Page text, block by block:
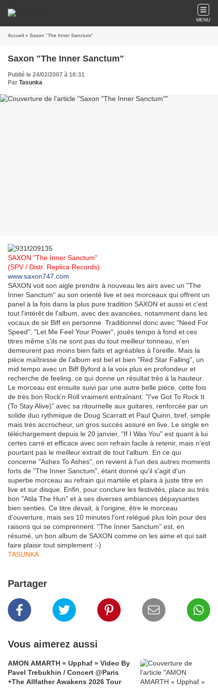
MENU
Accueil » Saxon "The Inner Sanctum"
Saxon "The Inner Sanctum"
Publié le 24/02/2007 à 16:31
Par Tasunka
SAXON "The Inner Sanctum"
(SPV / Distr. Replica Records)
www.saxon747.com
SAXON voit son aigle prendre à nouveau les airs avec un "The
Inner Sanctum" au son orienté live et ses morceaux qui offrent un
panel à la fois dans la plus pure tradition SAXON et aussi et c'est
tout l'intérêt de l'album, avec des avancées, notamment dans les
vocaux de sir Biff en personne. Traditionnel donc avec "Need For
Speed", "Let Me Feel Your Power", joués tempo à fond et ces
titres même s'ils ne sont pas du tout meilleur tonneau, n'en
demeurent pas moins bien faits et agréables à l'oreille. Mais la
pièce maîtresse de l'album est bel et bien "Red Star Falling", un
mid tempo avec un Biff Byford à la voix plus en profondeur et
recherche de feeling, ce qui donne un résultat très à la hauteur.
Le morceau est ensuite suivi par une autre belle pièce, cette fois
de très bon Rock'n Roll vraiment entraînant: "I've Got To Rock It
(To Stay Alive)" avec sa ritournelle aux guitares, renforcée par un
solide duo rythmique de Doug Scarratt et Paul Quinn, bref, simple
mais très accrocheur, un gros succès assuré en live. Le single en
téléchargement depuis le 20 janvier, "If I Was You" est quant à lui
certes carré et efficace avec son refrain facile à retenir, mais n'est
pourtant pas le meilleur extrait de tout l'album. En ce qui
concerne "Ashes To Ashes", on revient à l'un des autres moments
forts de "The Inner Sanctum", étant donné qu'il s'agit d'un
superbe morceau au refrain qui martèle et plaira à juste titre en
live et sur disque. Enfin, pour conclure les festivités, place au très
bon "Atila The Hun" et à ses diverses ambiances dépaysantes
bien senties. Ce titre devait, à l'origine, être le morceau
d'ouverture, mais ses 10 minutes l'ont relégué plus loin pour des
raisons qui se comprennent. "The Inner Sanctum" est, en
résumé, un bon album de SAXON comme on les aime et qui sait
faire plaisir tout simplement :-)
TASUNKA
Partager
Vous aimerez aussi
AMON AMARTH « Upphaf » Video By
Pavel Trebukhin / Concert @Paris
+The Allfather Awakens 2026 Tour